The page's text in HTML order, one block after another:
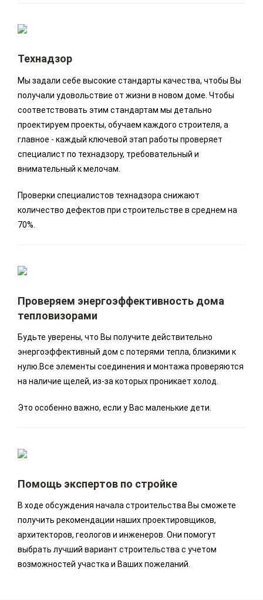
Технадзор
Мы задали себе высокие стандарты качества, чтобы Вы
получали удовольствие от жизни в новом доме. Чтобы
соответствовать этим стандартам мы детально
проектируем проекты, обучаем каждого строителя, а
главное - каждый ключевой этап работы проверяет
специалист по технадзору, требовательный и
внимательный к мелочам.
Проверки специалистов технадзора снижают
количество дефектов при строительстве в среднем на
70%.
Проверяем энергоэффективность дома
тепловизорами
Будьте уверены, что Вы получите действительно
энергоэффективный дом с потерями тепла, близкими к
нулю.Все элементы соединения и монтажа проверяются
на наличие щелей, из-за которых проникает холод.
Это особенно важно, если у Вас маленькие дети.
Помощь экспертов по стройке
В ходе обсуждения начала строительства Вы сможете
получить рекомендации наших проектировщиков,
архитекторов, геологов и инженеров. Они помогут
выбрать лучший вариант строительства с учетом
возможностей участка и Ваших пожеланий.